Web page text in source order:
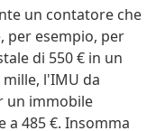
un contatore che
per esempio, per
di 550 € in un
l'IMU da
un immobile
a 485 €. Insomma